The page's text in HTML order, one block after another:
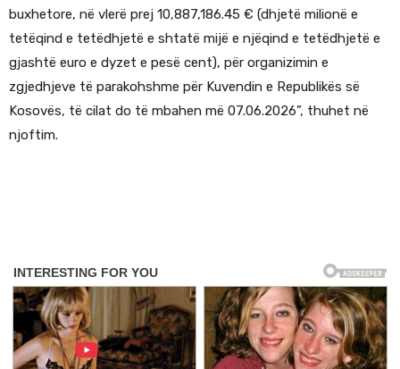
buxhetore, në vlerë prej 10,887,186.45 € (dhjetë milionë e
tetëqind e tetëdhjetë e shtatë mijë e njëqind e tetëdhjetë e
gjashtë euro e dyzet e pesë cent), për organizimin e
zgjedhjeve të parakohshme për Kuvendin e Republikës së
Kosovës, të cilat do të mbahen më 07.06.2026”, thuhet në
njoftim.